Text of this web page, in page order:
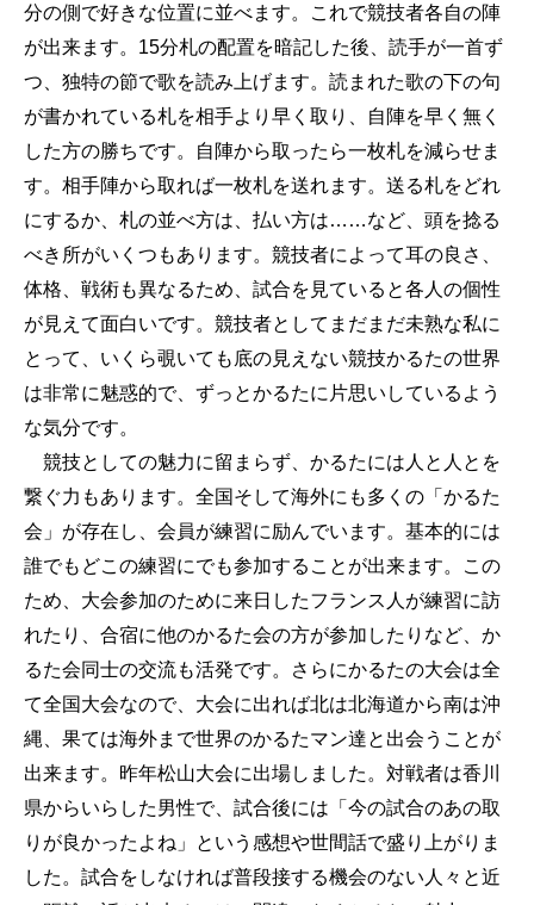
分の側で好きな位置に並べます。これで競技者各自の陣
が出来ます。15分札の配置を暗記した後、読手が一首ず
つ、独特の節で歌を読み上げます。読まれた歌の下の句
が書かれている札を相手より早く取り、自陣を早く無く
した方の勝ちです。自陣から取ったら一枚札を減らせま
す。相手陣から取れば一枚札を送れます。送る札をどれ
にするか、札の並べ方は、払い方は……など、頭を捻る
べき所がいくつもあります。競技者によって耳の良さ、
体格、戦術も異なるため、試合を見ていると各人の個性
が見えて面白いです。競技者としてまだまだ未熟な私に
とって、いくら覗いても底の見えない競技かるたの世界
は非常に魅惑的で、ずっとかるたに片思いしているよう
な気分です。
競技としての魅力に留まらず、かるたには人と人とを
繋ぐ力もあります。全国そして海外にも多くの「かるた
会」が存在し、会員が練習に励んでいます。基本的には
誰でもどこの練習にでも参加することが出来ます。この
ため、大会参加のために来日したフランス人が練習に訪
れたり、合宿に他のかるた会の方が参加したりなど、か
るた会同士の交流も活発です。さらにかるたの大会は全
て全国大会なので、大会に出れば北は北海道から南は沖
縄、果ては海外まで世界のかるたマン達と出会うことが
出来ます。昨年松山大会に出場しました。対戦者は香川
県からいらした男性で、試合後には「今の試合のあの取
りが良かったよね」という感想や世間話で盛り上がりま
した。試合をしなければ普段接する機会のない人々と近